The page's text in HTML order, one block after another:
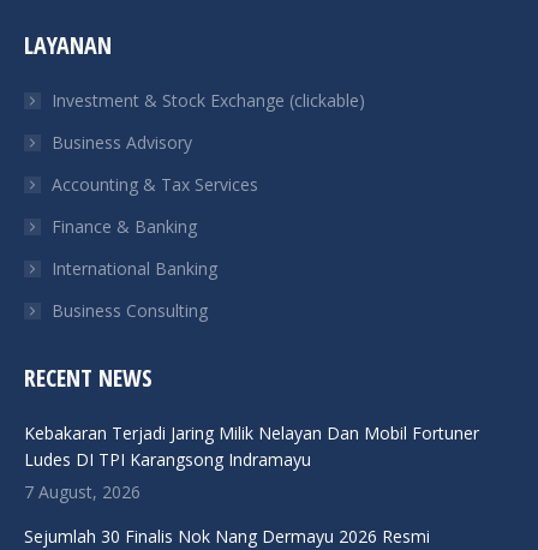
opens
new
window
opens
new
window
new
window
new
window
LAYANAN
Investment & Stock Exchange (clickable)
Business Advisory
Accounting & Tax Services
Finance & Banking
International Banking
Business Consulting
RECENT NEWS
Kebakaran Terjadi Jaring Milik Nelayan Dan Mobil Fortuner
Ludes DI TPI Karangsong Indramayu
7 August, 2026
Sejumlah 30 Finalis Nok Nang Dermayu 2026 Resmi